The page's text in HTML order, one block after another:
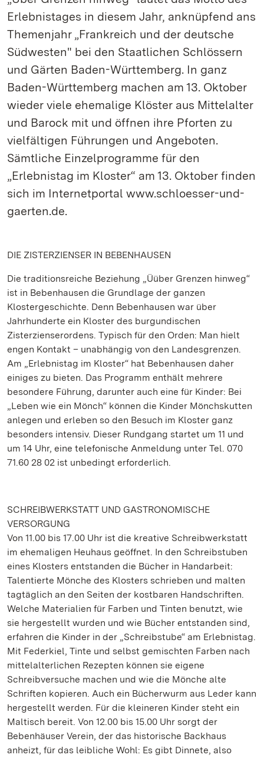
Erlebnistages in diesem Jahr, anknüpfend ans
Themenjahr „Frankreich und der deutsche
Südwesten" bei den Staatlichen Schlössern
und Gärten Baden-Württemberg. In ganz
Baden-Württemberg machen am 13. Oktober
wieder viele ehemalige Klöster aus Mittelalter
und Barock mit und öffnen ihre Pforten zu
vielfältigen Führungen und Angeboten.
Sämtliche Einzelprogramme für den
„Erlebnistag im Kloster“ am 13. Oktober finden
sich im Internetportal www.schloesser-und-
gaerten.de.
DIE ZISTERZIENSER IN BEBENHAUSEN
Die traditionsreiche Beziehung „Üüber Grenzen hinweg“
ist in Bebenhausen die Grundlage der ganzen
Klostergeschichte. Denn Bebenhausen war über
Jahrhunderte ein Kloster des burgundischen
Zisterzienserordens. Typisch für den Orden: Man hielt
engen Kontakt – unabhängig von den Landesgrenzen.
Am „Erlebnistag im Kloster“ hat Bebenhausen daher
einiges zu bieten. Das Programm enthält mehrere
besondere Führung, darunter auch eine für Kinder: Bei
„Leben wie ein Mönch“ können die Kinder Mönchskutten
anlegen und erleben so den Besuch im Kloster ganz
besonders intensiv. Dieser Rundgang startet um 11 und
um 14 Uhr, eine telefonische Anmeldung unter Tel. 070
71.60 28 02 ist unbedingt erforderlich.
SCHREIBWERKSTATT UND GASTRONOMISCHE
VERSORGUNG
Von 11.00 bis 17.00 Uhr ist die kreative Schreibwerkstatt
im ehemaligen Heuhaus geöffnet. In den Schreibstuben
eines Klosters entstanden die Bücher in Handarbeit:
Talentierte Mönche des Klosters schrieben und malten
tagtäglich an den Seiten der kostbaren Handschriften.
Welche Materialien für Farben und Tinten benutzt, wie
sie hergestellt wurden und wie Bücher entstanden sind,
erfahren die Kinder in der „Schreibstube“ am Erlebnistag.
Mit Federkiel, Tinte und selbst gemischten Farben nach
mittelalterlichen Rezepten können sie eigene
Schreibversuche machen und wie die Mönche alte
Schriften kopieren. Auch ein Bücherwurm aus Leder kann
hergestellt werden. Für die kleineren Kinder steht ein
Maltisch bereit. Von 12.00 bis 15.00 Uhr sorgt der
Bebenhäuser Verein, der das historische Backhaus
anheizt, für das leibliche Wohl: Es gibt Dinnete, also